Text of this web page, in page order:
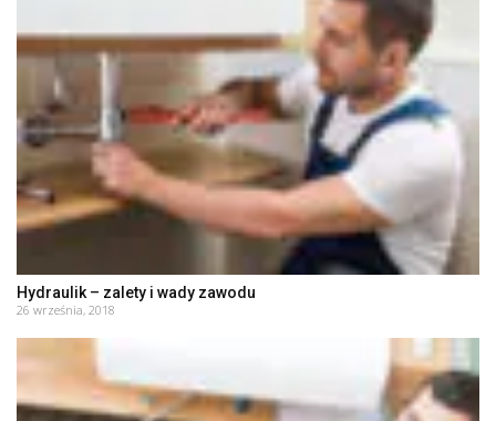
Hydraulik – zalety i wady zawodu
26 września, 2018